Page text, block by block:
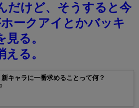
だけど、そうすると今
ークアイとかバッキ
る。
る。
新キャラに一番求めることって何？